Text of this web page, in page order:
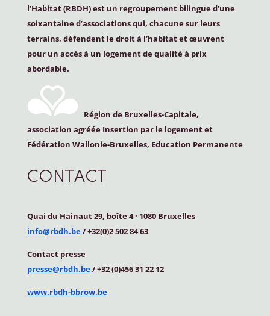
l’Habitat (RBDH) est un regroupement bilingue d’une
soixantaine d’associations qui, chacune sur leurs
terrains, défendent le droit à l’habitat et œuvrent
pour un accès à un logement de qualité à prix
abordable.
Région de Bruxelles-Capitale,
association agréée Insertion par le logement et
Fédération Wallonie-Bruxelles, Education Permanente
CONTACT
Quai du Hainaut 29, boîte 4· 1080 Bruxelles
info@rbdh.be/ +32(0)2 502 84 63
Contact presse
presse@rbdh.be/ +32 (0)456 31 22 12
www.rbdh-bbrow.be